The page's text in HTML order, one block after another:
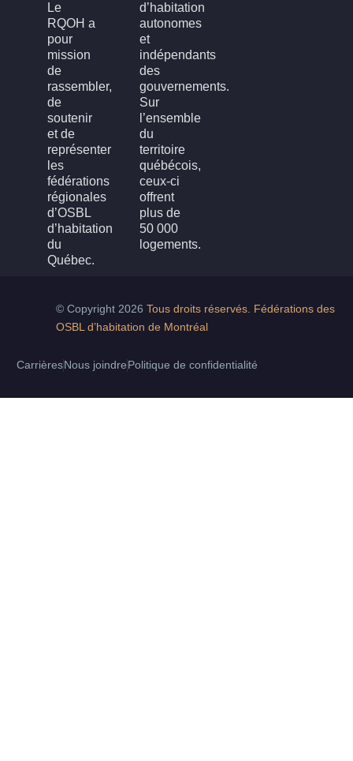
Le
RQOH a
pour
mission
de
rassembler,
de
soutenir
et de
représenter
les
fédérations
régionales
d’OSBL
d’habitation
du
Québec.
d’habitation
autonomes
et
indépendants
des
gouvernements.
Sur
l’ensemble
du
territoire
québécois,
ceux-ci
offrent
plus de
50 000
logements.
© Copyright 2026 Tous droits réservés. Fédérations des
OSBL d’habitation de Montréal
Carrières Nous joindre Politique de confidentialité